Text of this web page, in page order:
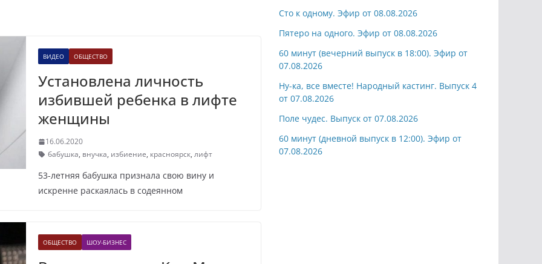
ВИДЕО ОБЩЕСТВО
Установлена личность
избившей ребенка в лифте
женщины
16.06.2020
бабушка, внучка, избиение, красноярск, лифт
53-летняя бабушка признала свою вину и
искренне раскаялась в содеянном
ОБЩЕСТВО ШОУ-БИЗНЕС
Сто к одному. Эфир от 08.08.2026
Пятеро на одного. Эфир от 08.08.2026
60 минут (вечерний выпуск в 18:00). Эфир от
07.08.2026
Ну-ка, все вместе! Народный кастинг. Выпуск 4
от 07.08.2026
Поле чудес. Выпуск от 07.08.2026
60 минут (дневной выпуск в 12:00). Эфир от
07.08.2026